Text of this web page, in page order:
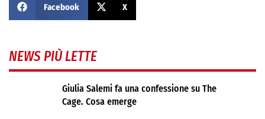
Facebook X
NEWS PIÙ LETTE
Giulia Salemi fa una confessione su The
Cage. Cosa emerge